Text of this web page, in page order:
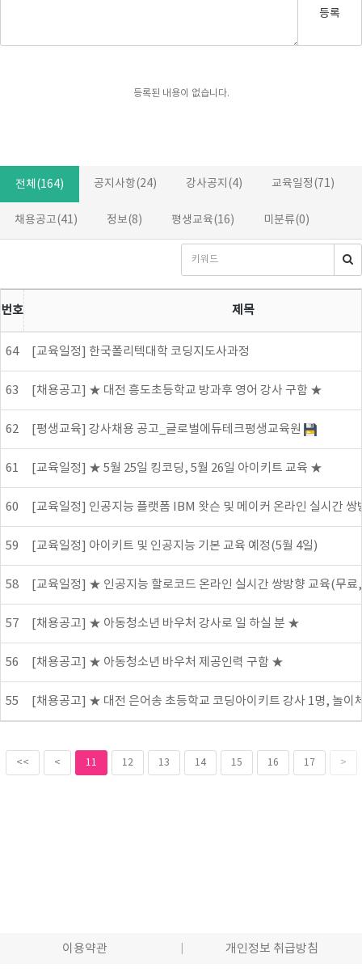
등록
등록된 내용이 없습니다.
전체(164) 공지사항(24) 강사공지(4) 교육일정(71)
채용공고(41) 정보(8) 평생교육(16) 미분류(0)
번호 제목
64 [교육일정] 한국폴리텍대학 코딩지도사과정
63 [채용공고] ★ 대전 흥도초등학교 방과후 영어 강사 구함 ★
62 [평생교육] 강사채용 공고_글로벌에듀테크평생교육원
61 [교육일정] ★ 5월 25일 킹코딩, 5월 26일 아이키트 교육 ★
60 [교육일정] 인공지능 플랫폼 IBM 왓슨 및 메이커 온라인 실시간
59 [교육일정] 아이키트 및 인공지능 기본 교육 예정(5월 4일)
58 [교육일정] ★ 인공지능 할로코드 온라인 실시간 쌍방향 교육(무
57 [채용공고] ★ 아동청소년 바우처 강사로 일 하실 분 ★
56 [채용공고] ★ 아동청소년 바우처 제공인력 구함 ★
55 [채용공고] ★ 대전 은어송 초등학교 코딩아이키트 강사 1명, 놀이
<< < 11 12 13 14 15 16 17 >
이용약관 개인정보 취급방침